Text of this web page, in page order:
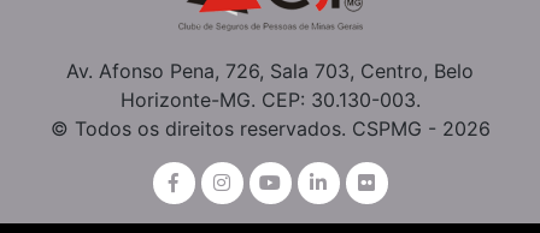
Av. Afonso Pena, 726, Sala 703, Centro, Belo
Horizonte-MG. CEP: 30.130-003.
© Todos os direitos reservados. CSPMG - 2026